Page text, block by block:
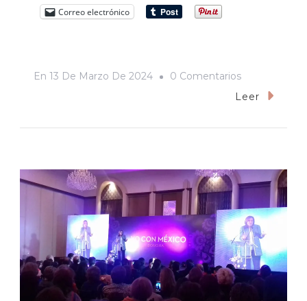
Correo electrónico
En 13 De Marzo De 2024 0 ComentariosEn
¿Será
Dolores?
Breve
Reseña
De
Los
Gobiernos
Prianistas
Leer